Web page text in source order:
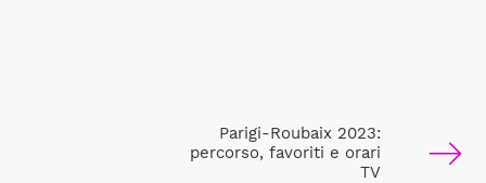
Parigi-Roubaix 2023:
percorso, favoriti e orari
TV